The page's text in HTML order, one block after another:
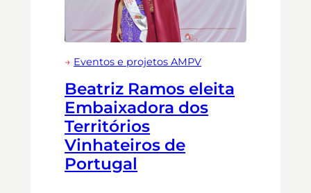
→ Eventos e projetos AMPV
Beatriz Ramos eleita
Embaixadora dos
Territórios
Vinhateiros de
Portugal